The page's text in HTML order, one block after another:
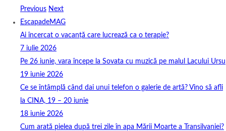
Previous Next
EscapadeMAG
Ai încercat o vacanță care lucrează ca o terapie?
7 iulie 2026
Pe 26 iunie, vara începe la Sovata cu muzică pe malul Lacului Ursu
19 iunie 2026
Ce se întâmplă când dai unui telefon o galerie de artă? Vino să afli
la CINA, 19 – 20 iunie
18 iunie 2026
Cum arată pielea după trei zile în apa Mării Moarte a Transilvaniei?